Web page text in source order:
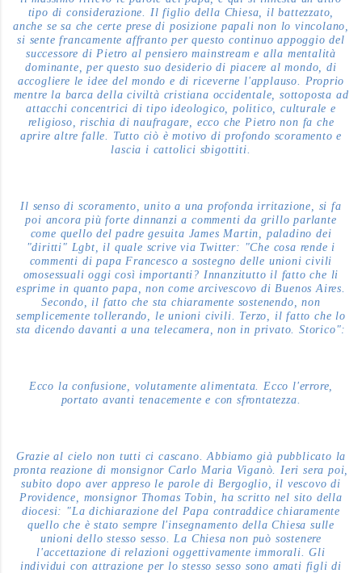
tipo di considerazione. Il figlio della Chiesa, il battezzato,
anche se sa che certe prese di posizione papali non lo vincolano,
si sente francamente affranto per questo continuo appoggio del
successore di Pietro al pensiero mainstream e alla mentalità
dominante, per questo suo desiderio di piacere al mondo, di
accogliere le idee del mondo e di riceverne l'applauso. Proprio
mentre la barca della civiltà cristiana occidentale, sottoposta ad
attacchi concentrici di tipo ideologico, politico, culturale e
religioso, rischia di naufragare, ecco che Pietro non fa che
aprire altre falle. Tutto ciò è motivo di profondo scoramento e
lascia i cattolici sbigottiti.
Il senso di scoramento, unito a una profonda irritazione, si fa
poi ancora più forte dinnanzi a commenti da grillo parlante
come quello del padre gesuita James Martin, paladino dei
"diritti" Lgbt, il quale scrive via Twitter: "Che cosa rende i
commenti di papa Francesco a sostegno delle unioni civili
omosessuali oggi così importanti? Innanzitutto il fatto che li
esprime in quanto papa, non come arcivescovo di Buenos Aires.
Secondo, il fatto che sta chiaramente sostenendo, non
semplicemente tollerando, le unioni civili. Terzo, il fatto che lo
sta dicendo davanti a una telecamera, non in privato. Storico":
Ecco la confusione, volutamente alimentata. Ecco l'errore,
portato avanti tenacemente e con sfrontatezza.
Grazie al cielo non tutti ci cascano. Abbiamo già pubblicato la
pronta reazione di monsignor Carlo Maria Viganò. Ieri sera poi,
subito dopo aver appreso le parole di Bergoglio, il vescovo di
Providence, monsignor Thomas Tobin, ha scritto nel sito della
diocesi: "La dichiarazione del Papa contraddice chiaramente
quello che è stato sempre l'insegnamento della Chiesa sulle
unioni dello stesso sesso. La Chiesa non può sostenere
l'accettazione di relazioni oggettivamente immorali. Gli
individui con attrazione per lo stesso sesso sono amati figli di